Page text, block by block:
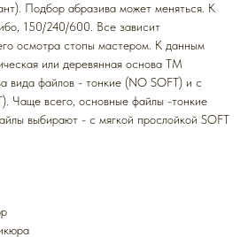
Подбор абразива может меняться. К
150/240/600. Все зависит
осмотра стопы мастером. К данным
или деревянная основа ТМ
вида файлов - тонкие (NO SOFT) и с
Чаще всего, основные файлы -тонкие
выбирают - с мягкой прослойкой SOFT